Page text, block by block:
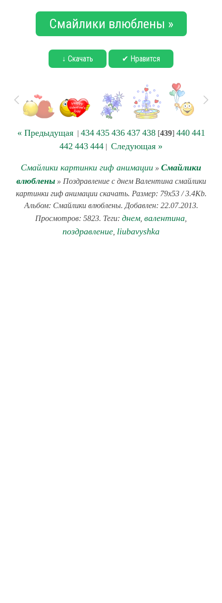
Смайлики влюблены »
↓ Скачать ✔ Нравится
« Предыдущая| 434 435 436 437 438[439] 440 441
442 443 444 | Следующая »
Смайлики картинки гиф анимации » Смайлики
влюблены» Поздравление с днем Валентина смайлики
картинки гиф анимации скачать. Размер: 79x53 / 3.4Kb.
Альбом: Смайлики влюблены. Добавлен: 22.07.2013.
Просмотров: 5823. Теги: днем валентина
поздравление liubavyshka